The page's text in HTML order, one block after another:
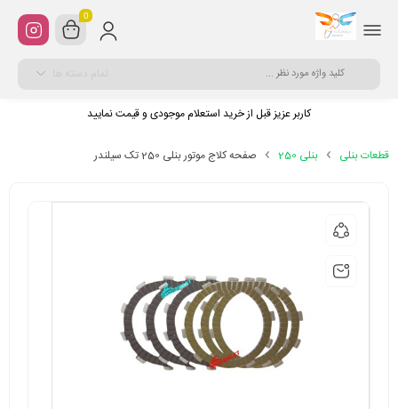
0
کاربر عزیز قبل از خرید استعلام موجودی و قیمت نمایید
قطعات بنلی بنلی 250 صفحه کلاج موتور بنلی 250 تک سیلندر